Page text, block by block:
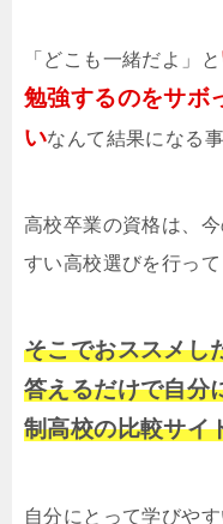
「どこも一緒だよ」と
勉強するのをサボ
いなんて結果になる事
高校卒業の資格は、
すい高校選びを行って
そこでおススメし
答えるだけで自分
制高校の比較サイ
自分にとって学びや